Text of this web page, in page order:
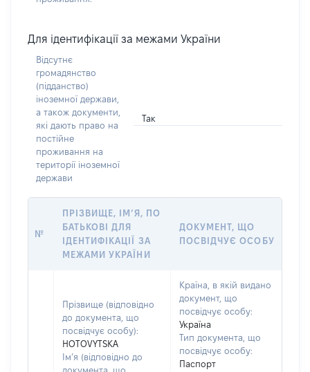
Для ідентифікації за межами України
Відсутнє
громадянство
(підданство)
іноземної держави,
а також документи,
які дають право на
постійне
проживання на
території іноземної
держави
Так
№
ПРІЗВИЩЕ, ІМ’Я, ПО
БАТЬКОВІ ДЛЯ
ІДЕНТИФІКАЦІЇ ЗА
МЕЖАМИ УКРАЇНИ
ДОКУМЕНТ, ЩО
ПОСВІДЧУЄ ОСОБУ
Прізвище (відповідно
до документа, що
посвідчує особу):
HOTOVYTSKA
Ім’я (відповідно до
документа, що
Країна, в якій видано
документ, що
посвідчує особу:
Україна
Тип документа, що
посвідчує особу:
Паспорт